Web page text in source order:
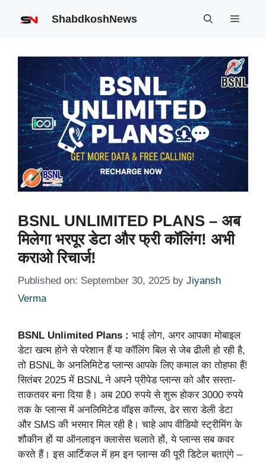
ShabdkoshNews Menu
BSNL UNLIMITED PLANS – अब
मिलेगा भरपूर डेटा और फ्री कॉलिंग! अभी
कराओ रिचार्ज!
Published on: September 30, 2025 by Jiyansh
Verma
BSNL Unlimited Plans : भाई लोग, अगर आपका मोबाइल
डेटा खत्म होने से परेशान हैं या कॉलिंग बिल से जेब ढीली हो रही है,
तो BSNL के अनलिमिटेड प्लान्स आपके लिए कमाल का तोहफा हैं!
सितंबर 2025 में BSNL ने अपने प्रीपेड प्लान्स को और सस्ता-
ताकतवर बना दिया है। अब 200 रुपये से शुरू होकर 3000 रुपये
तक के प्लान्स में अनलिमिटेड वॉइस कॉल्स, ढेर सारा डेली डेटा
और SMS की भरमार मिल रही है। चाहे आप वीडियो स्ट्रीमिंग के
शौकीन हों या ऑनलाइन क्लासेस चलाते हों, ये प्लान्स सब कवर
करते हैं। इस आर्टिकल में हम इन प्लान्स की पूरी डिटेल बताएंगे –